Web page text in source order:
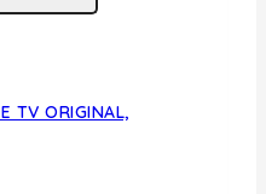
TV ORIGINAL,